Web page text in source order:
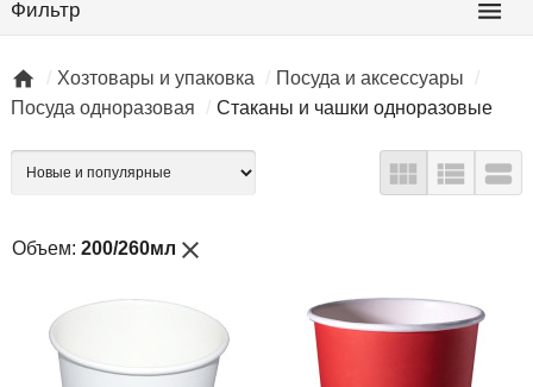
Фильтр 
 Хозтовары и упаковка
Посуда и аксессуары
Посуда одноразовая
Стаканы и чашки одноразовые
  
Объем: 200/260мл close